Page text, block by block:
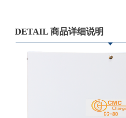
DETAIL 商品详细说明